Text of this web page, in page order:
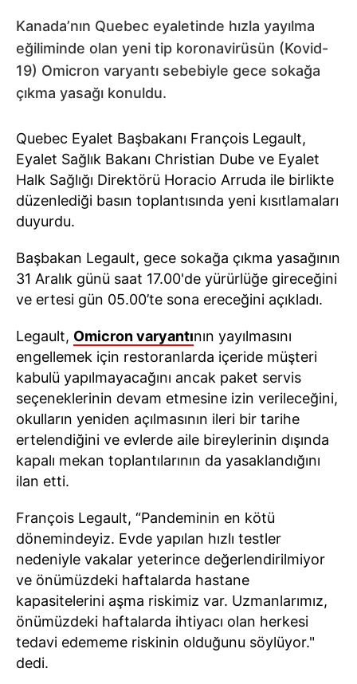
Kanada’nın Quebec eyaletinde hızla yayılma
eğiliminde olan yeni tip koronavirüsün (Kovid-
19) Omicron varyantı sebebiyle gece sokağa
çıkma yasağı konuldu.
Quebec Eyalet Başbakanı François Legault,
Eyalet Sağlık Bakanı Christian Dube ve Eyalet
Halk Sağlığı Direktörü Horacio Arruda ile birlikte
düzenlediği basın toplantısında yeni kısıtlamaları
duyurdu.
Başbakan Legault, gece sokağa çıkma yasağının
31 Aralık günü saat 17.00'de yürürlüğe gireceğini
ve ertesi gün 05.00’te sona ereceğini açıkladı.
Legault, Omicron varyantının yayılmasını
engellemek için restoranlarda içeride müşteri
kabulü yapılmayacağını ancak paket servis
seçeneklerinin devam etmesine izin verileceğini,
okulların yeniden açılmasının ileri bir tarihe
ertelendiğini ve evlerde aile bireylerinin dışında
kapalı mekan toplantılarının da yasaklandığını
ilan etti.
François Legault, “Pandeminin en kötü
dönemindeyiz. Evde yapılan hızlı testler
nedeniyle vakalar yeterince değerlendirilmiyor
ve önümüzdeki haftalarda hastane
kapasitelerini aşma riskimiz var. Uzmanlarımız,
önümüzdeki haftalarda ihtiyacı olan herkesi
tedavi edememe riskinin olduğunu söylüyor."
dedi.